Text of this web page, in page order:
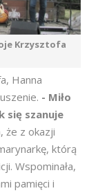
Krzysztofa
Hanna
- Miło
się szanuje
że z okazji
którą
Wspominała,
pamięci i